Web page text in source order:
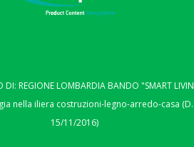
DI: REGIONE LOMBARDIA BANDO "SMART
nella iliera costruzioni-legno-arredo-casa
15/11/2016)